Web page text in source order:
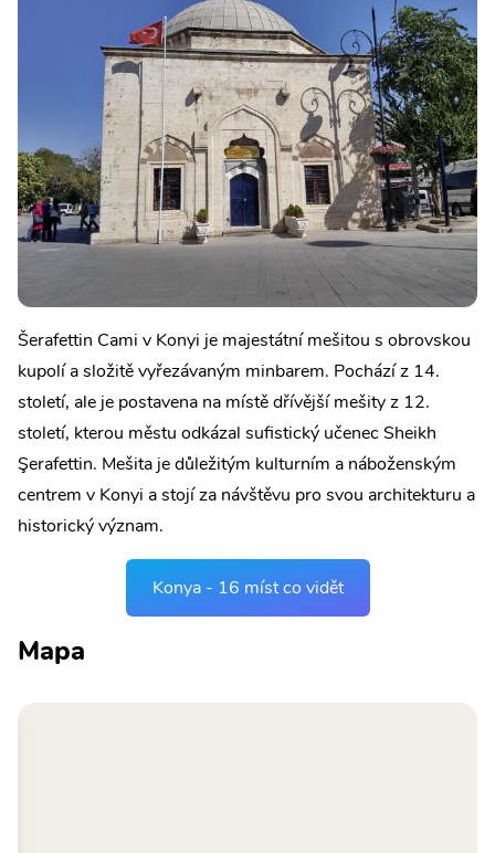
Šerafettin Cami v Konyi je majestátní mešitou s obrovskou
kupolí a složitě vyřezávaným minbarem. Pochází z 14.
století, ale je postavena na místě dřívější mešity z 12.
století, kterou městu odkázal sufistický učenec Sheikh
Şerafettin. Mešita je důležitým kulturním a náboženským
centrem v Konyi a stojí za návštěvu pro svou architekturu a
historický význam.
Konya - 16 míst co vidět
Mapa